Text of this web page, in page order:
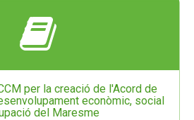
per la creació de l'Acord de
econòmic, social
del Maresme